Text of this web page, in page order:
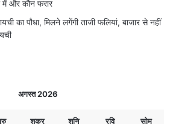
में और कौन फरार
का पौधा, मिलने लगेंगी ताजी फलियां, बाजार से नहीं
अगस्त 2026
शुक्र शनि रवि सोम